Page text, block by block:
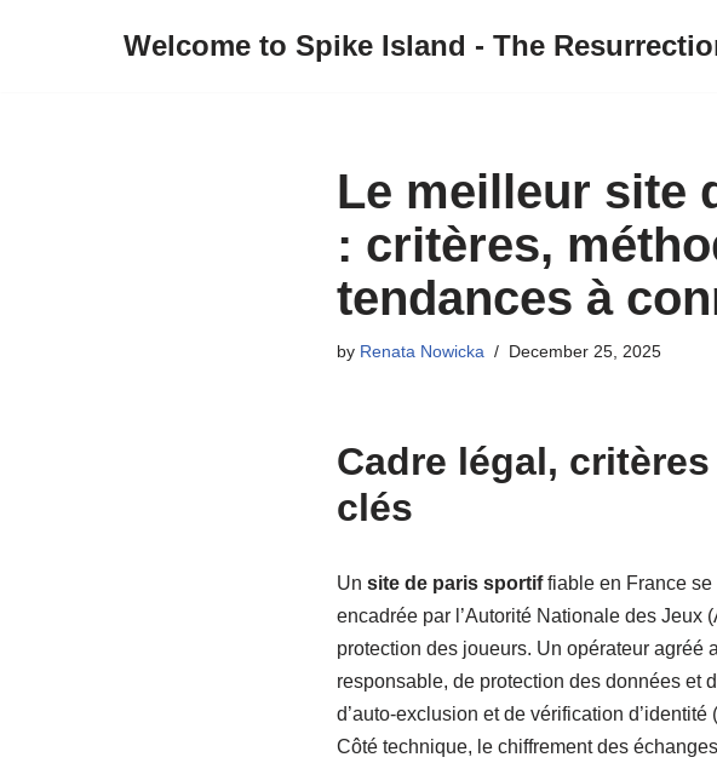
Welcome to Spike Island - The
Le meilleur site
: critères,
tendances à
by Renata Nowicka December 25, 2025
Cadre légal,
clés
Un site de paris sportiffiable en France se
encadrée par l’Autorité Nationale des
protection des joueurs. Un opérateur agréé
responsable, de protection des données et
d’auto-exclusion et de vérification
Côté technique, le chiffrement des